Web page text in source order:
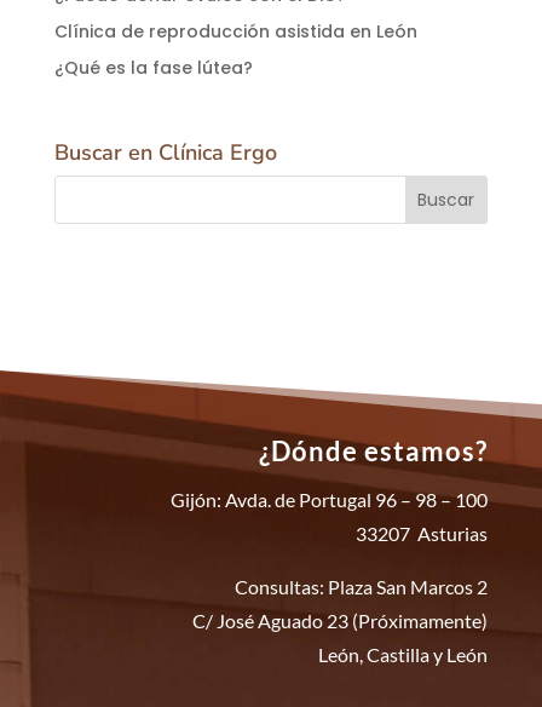
Clínica de reproducción asistida en León
¿Qué es la fase lútea?
Buscar en Clínica Ergo
¿Dónde estamos?
Gijón: Avda. de Portugal 96 – 98 – 100
33207 Asturias
Consultas: Plaza San Marcos 2
C/ José Aguado 23 (Próximamente)
León, Castilla y León